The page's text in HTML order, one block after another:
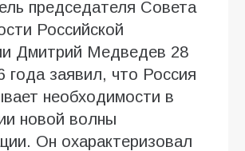
председателя Совета
Российской
Дмитрий Медведев 28
года заявил, что Россия
необходимости в
новой волны
Он охарактеризовал